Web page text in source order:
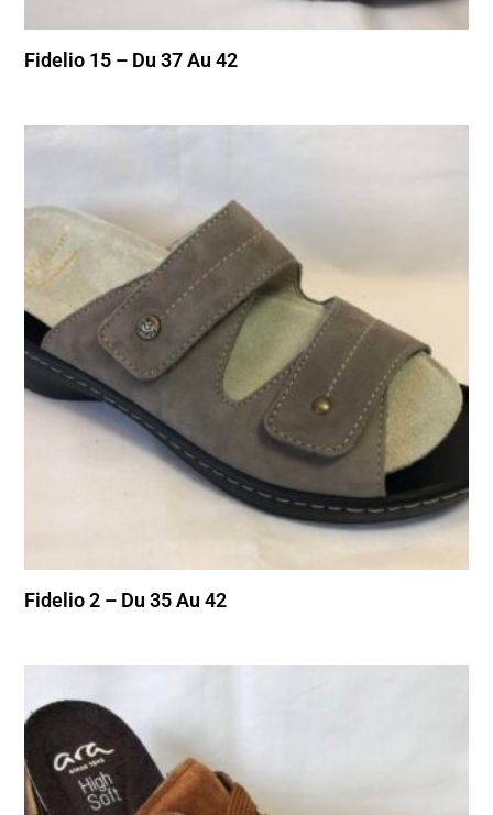
Fidelio 15 – Du 37 Au 42
Fidelio 2 – Du 35 Au 42